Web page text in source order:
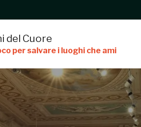
del Cuore
per salvare i luoghi che ami